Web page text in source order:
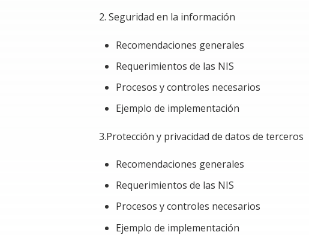
2. Seguridad en la información
Recomendaciones generales
Requerimientos de las NIS
Procesos y controles necesarios
Ejemplo de implementación
3.Protección y privacidad de datos de terceros
Recomendaciones generales
Requerimientos de las NIS
Procesos y controles necesarios
Ejemplo de implementación